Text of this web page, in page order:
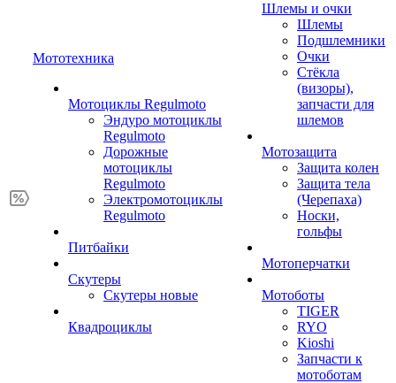
Мототехника
Мотоциклы Regulmoto
Эндуро мотоциклы
Regulmoto
Дорожные
мотоциклы
Regulmoto
Электромотоциклы
Regulmoto
Питбайки
Скутеры
Скутеры новые
Квадроциклы
Шлемы и очки
Шлемы
Подшлемники
Очки
Стёкла
(визоры),
запчасти для
шлемов
Мотозащита
Защита колен
Защита тела
(Черепаха)
Носки,
гольфы
Мотоперчатки
Мотоботы
TIGER
RYO
Kioshi
Запчасти к
мотоботам